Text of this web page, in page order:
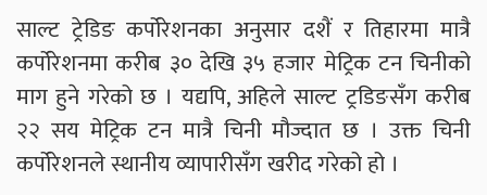
साल्ट ट्रेडिङ कर्पोरेशनका अनुसार दशैं र तिहारमा मात्रै
कर्पोरेशनमा करीब ३० देखि ३५ हजार मेट्रिक टन चिनीको
माग हुने गरेको छ । यद्यपि, अहिले साल्ट ट्रडिङसँग करीब
२२ सय मेट्रिक टन मात्रै चिनी मौज्दात छ । उक्त चिनी
कर्पोरेशनले स्थानीय व्यापारीसँग खरीद गरेको हो ।